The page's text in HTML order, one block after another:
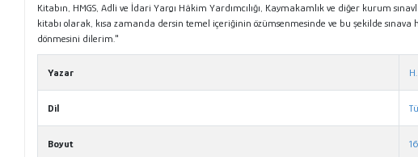
Kitabın, HMGS, Adli ve İdari Yargı Hâkim Yardımcılığı, Kaymakamlık ve diğer kurum
kitabı olarak, kısa zamanda dersin temel içeriğinin özümsenmesinde ve bu şekilde
dönmesini dilerim."
Yazar
Dil
Boyut